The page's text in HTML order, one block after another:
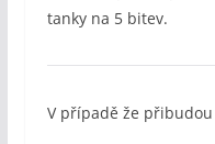
tanky na 5 bitev.
V případě že